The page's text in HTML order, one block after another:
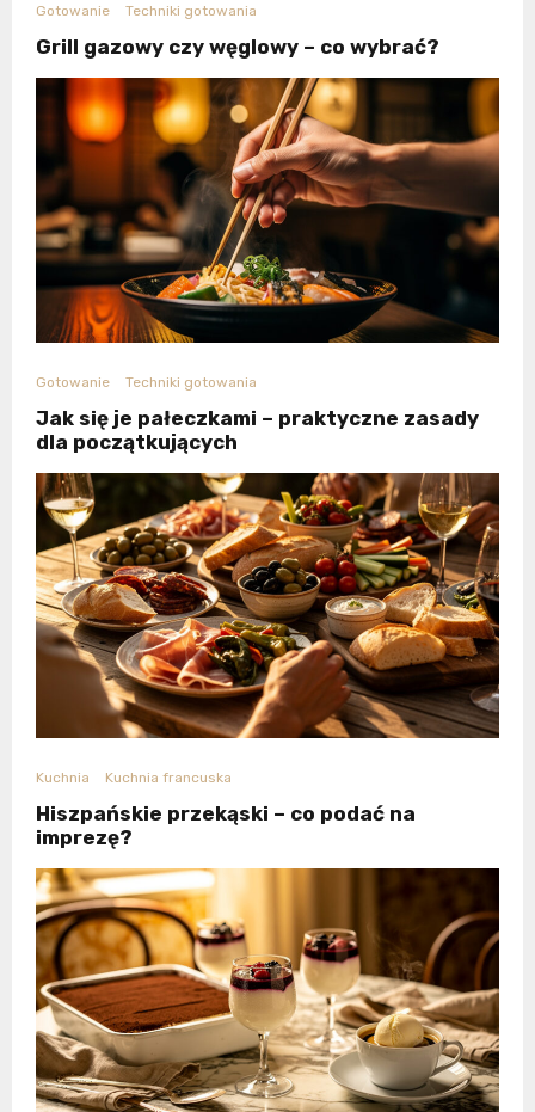
Gotowanie Techniki gotowania
Grill gazowy czy węglowy – co wybrać?
Gotowanie Techniki gotowania
Jak się je pałeczkami – praktyczne zasady
dla początkujących
Kuchnia Kuchnia francuska
Hiszpańskie przekąski – co podać na
imprezę?